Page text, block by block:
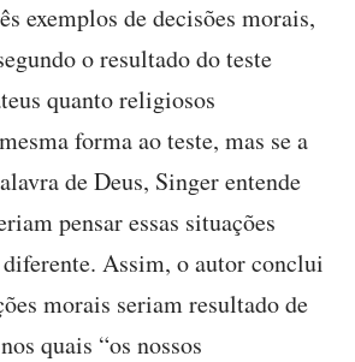
exemplos de decisões morais,
o resultado do teste
quanto religiosos
forma ao teste, mas se a
de Deus, Singer entende
pensar essas situações
Assim, o autor conclui
morais seriam resultado de
quais “os nossos